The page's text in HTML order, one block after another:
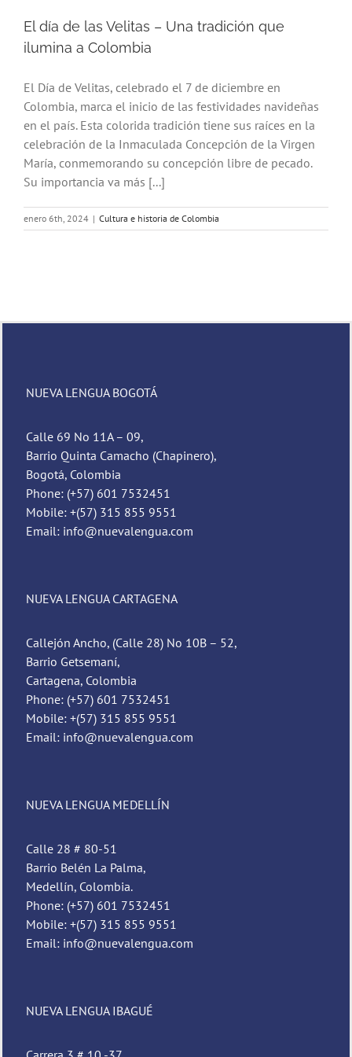
El día de las Velitas – Una tradición que
ilumina a Colombia
El Día de Velitas, celebrado el 7 de diciembre en
Colombia, marca el inicio de las festividades navideñas
en el país. Esta colorida tradición tiene sus raíces en la
celebración de la Inmaculada Concepción de la Virgen
María, conmemorando su concepción libre de pecado.
Su importancia va más [...]
enero 6th, 2024 | Cultura e historia de Colombia
NUEVA LENGUA BOGOTÁ
Calle 69 No 11A – 09,
Barrio Quinta Camacho (Chapinero),
Bogotá, Colombia
Phone: (+57) 601 7532451
Mobile: +(57) 315 855 9551
Email: info@nuevalengua.com
NUEVA LENGUA CARTAGENA
Callejón Ancho, (Calle 28) No 10B – 52,
Barrio Getsemaní,
Cartagena, Colombia
Phone: (+57) 601 7532451
Mobile: +(57) 315 855 9551
Email: info@nuevalengua.com
NUEVA LENGUA MEDELLÍN
Calle 28 # 80-51
Barrio Belén La Palma,
Medellín, Colombia.
Phone: (+57) 601 7532451
Mobile: +(57) 315 855 9551
Email: info@nuevalengua.com
NUEVA LENGUA IBAGUÉ